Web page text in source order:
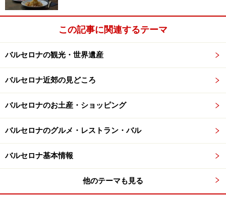
スペイン南部コルドバ出身の画家バルトロメ・ベルメホ
作の油絵キリストの復活(Resurrecció de Cristo)も必見。
これはキリストがちょうどお墓からとび出す奇跡の瞬間
を描いたものなのですが、キリストの表情や仕草がユニ
ークで面白い。
ルネッサンス/バロック様式の絵画では、スペインを代表
するバロック様式の巨匠ディエゴ・ベラスケスのサン・
パブロ（San Pablo)。17世紀に王室画家として活躍した
画家で プラド美術館にもあるベラスケスの作品が、バル
セロナでも見られます。
ベラスケスと同じ時期に同じ様式で活躍した、フランシ
スコ・デ・スルバランの無原罪の受胎（Inmaculada
この記事に関連するテーマ
バルセロナの観光・世界遺産
バルセロナ近郊の見どころ
バルセロナのお土産・ショッピング
バルセロナのグルメ・レストラン・バル
バルセロナ基本情報
他のテーマも見る